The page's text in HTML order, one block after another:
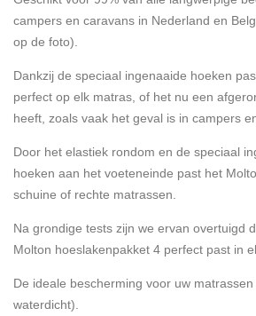
campers en caravans in Nederland en
op de foto).
Dankzij de speciaal ingenaaide hoeken
perfect op elk matras, of het nu een
heeft, zoals vaak het geval is in campers
Door het elastiek rondom en de speciaal
hoeken aan het voeteneinde past het
schuine of rechte matrassen.
Na grondige tests zijn we ervan overtuigd
Molton hoeslakenpakket 4 perfect past in
De ideale bescherming voor uw
waterdicht).